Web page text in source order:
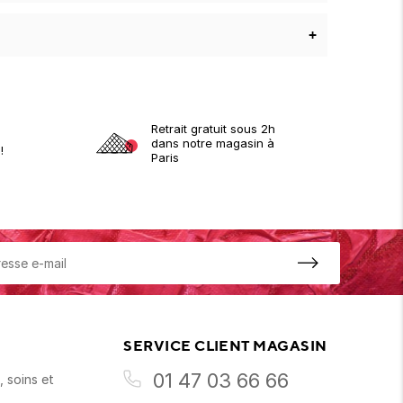
+
Retrait gratuit sous 2h
dans notre magasin à
Paris
soins et
SERVICE CLIENT MAGASIN
01 47 03 66 66